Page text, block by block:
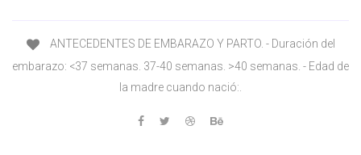
ANTECEDENTES DE EMBARAZO Y PARTO. - Duración del
embarazo: <37 semanas. 37-40 semanas. >40 semanas. - Edad de
la madre cuando nació:.